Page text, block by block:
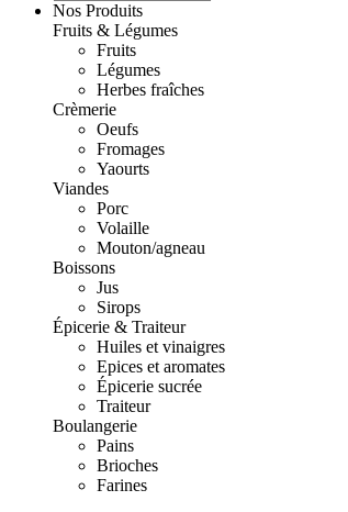
Nos Produits
Fruits & Légumes
Fruits
Légumes
Herbes fraîches
Crèmerie
Oeufs
Fromages
Yaourts
Viandes
Porc
Volaille
Mouton/agneau
Boissons
Jus
Sirops
Épicerie & Traiteur
Huiles et vinaigres
Epices et aromates
Épicerie sucrée
Traiteur
Boulangerie
Pains
Brioches
Farines